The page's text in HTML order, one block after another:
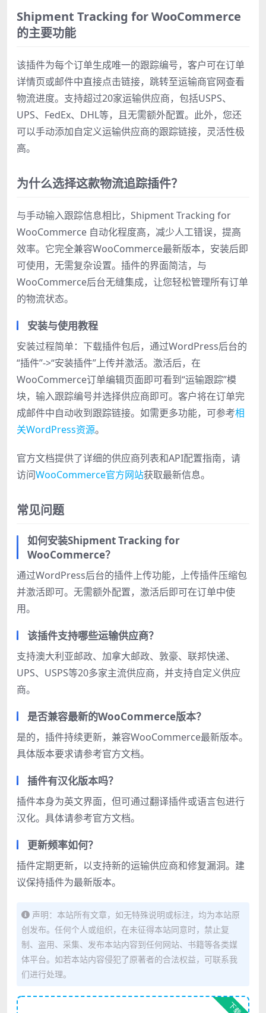
Shipment Tracking for WooCommerce
的主要功能
该插件为每个订单生成唯一的跟踪编号，客户可在订单
详情页或邮件中直接点击链接，跳转至运输商官网查看
物流进度。支持超过20家运输供应商，包括USPS、
UPS、FedEx、DHL等，且无需额外配置。此外，您还
可以手动添加自定义运输供应商的跟踪链接，灵活性极
高。
为什么选择这款物流追踪插件？
与手动输入跟踪信息相比，Shipment Tracking for
WooCommerce 自动化程度高，减少人工错误，提高
效率。它完全兼容WooCommerce最新版本，安装后即
可使用，无需复杂设置。插件的界面简洁，与
WooCommerce后台无缝集成，让您轻松管理所有订单
的物流状态。
安装与使用教程
安装过程简单：下载插件包后，通过WordPress后台的
“插件”->“安装插件”上传并激活。激活后，在
WooCommerce订单编辑页面即可看到“运输跟踪”模
块，输入跟踪编号并选择供应商即可。客户将在订单完
成邮件中自动收到跟踪链接。如需更多功能，可参考相
关WordPress资源。
官方文档提供了详细的供应商列表和API配置指南，请
访问WooCommerce官方网站获取最新信息。
常见问题
如何安装Shipment Tracking for
WooCommerce？
通过WordPress后台的插件上传功能，上传插件压缩包
并激活即可。无需额外配置，激活后即可在订单中使
用。
该插件支持哪些运输供应商？
支持澳大利亚邮政、加拿大邮政、敦豪、联邦快递、
UPS、USPS等20多家主流供应商，并支持自定义供应
商。
是否兼容最新的WooCommerce版本？
是的，插件持续更新，兼容WooCommerce最新版本。
具体版本要求请参考官方文档。
插件有汉化版本吗？
插件本身为英文界面，但可通过翻译插件或语言包进行
汉化。具体请参考官方文档。
更新频率如何？
插件定期更新，以支持新的运输供应商和修复漏洞。建
议保持插件为最新版本。
声明：本站所有文章，如无特殊说明或标注，均为本站原
创发布。任何个人或组织，在未征得本站同意时，禁止复
制、盗用、采集、发布本站内容到任何网站、书籍等各类媒
体平台。如若本站内容侵犯了原著者的合法权益，可联系我
们进行处理。
下载